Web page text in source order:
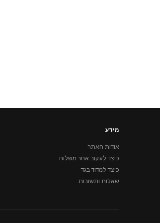
מידע
אודות האתר
כיצד לעקוב אחר משלוח
כיצד למדוד בגד
שאלות ותשובות